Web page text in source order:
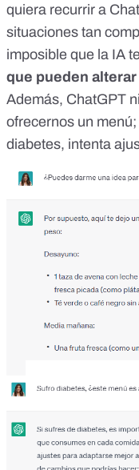
quiera recurrir a
situaciones tan
imposible que la IA
que pueden
Además, ChatGPT
ofrecernos un
diabetes, intenta